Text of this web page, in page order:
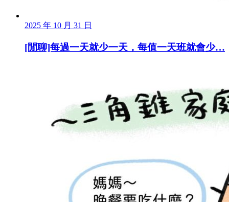
2025 年 10 月 31 日
[閒聊]每過一天就少一天，每值一天班就會少…